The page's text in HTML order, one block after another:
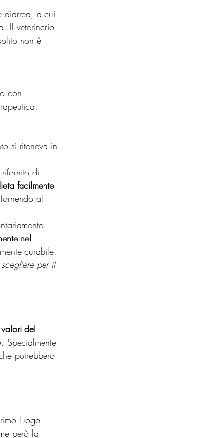
diarrea, a cui
Il veterinario
non è
con
si riteneva in
di
facilmente
al
nel
curabile.
per il
valori del
Specialmente
potrebbero
luogo
però la